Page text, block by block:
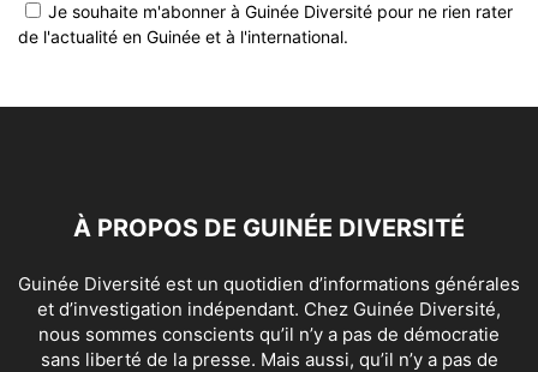
Je souhaite m'abonner à Guinée Diversité pour ne rien rater
de l'actualité en Guinée et à l'international.
À PROPOS DE GUINÉE DIVERSITÉ
Guinée Diversité est un quotidien d’informations générales
et d’investigation indépendant. Chez Guinée Diversité,
nous sommes conscients qu’il n’y a pas de démocratie
sans liberté de la presse. Mais aussi, qu’il n’y a pas de